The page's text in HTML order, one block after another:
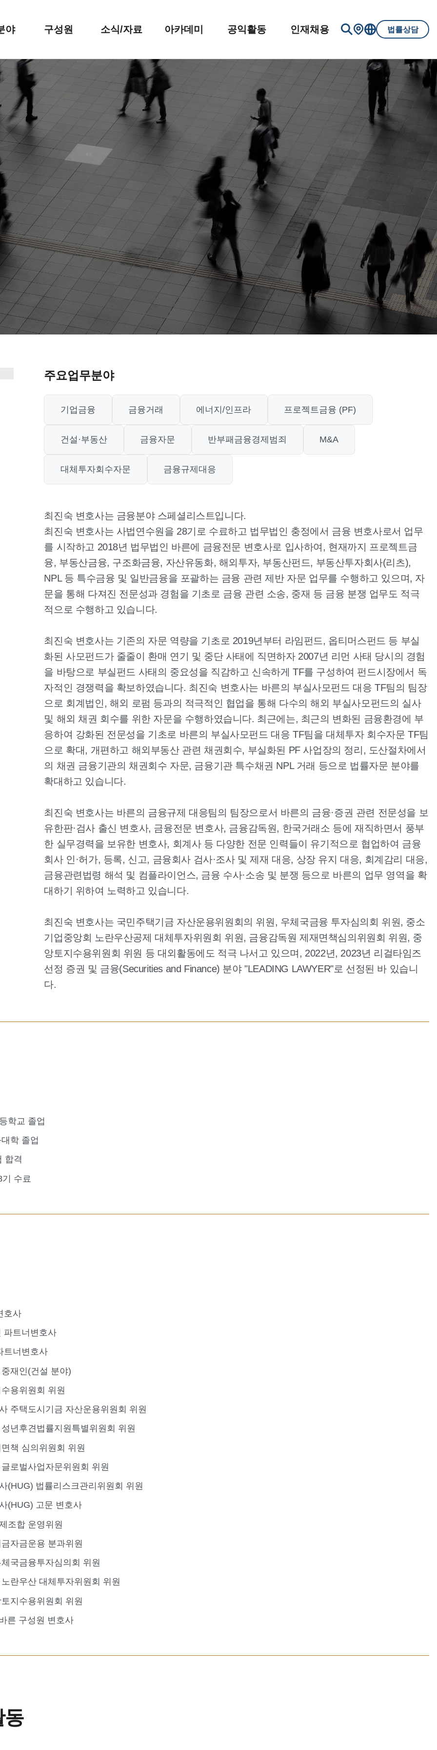
야 구성원 소식/자료 아카데미 공익활동 인재채용 법률상담
주요업무분야
기업금융 금융거래 에너지/인프라 프로젝트금융 (PF)
건설·부동산 금융자문 반부패금융경제범죄 M&A
대체투자회수자문 금융규제대응
최진숙 변호사는 금융분야 스페셜리스트입니다.
최진숙 변호사는 사법연수원을 28기로 수료하고 법무법인 충정에서 금융 변호사로서 업무
를 시작하고 2018년 법무법인 바른에 금융전문 변호사로 입사하여, 현재까지 프로젝트금
융, 부동산금융, 구조화금융, 자산유동화, 해외투자, 부동산펀드, 부동산투자회사(리츠),
NPL 등 특수금융 및 일반금융을 포괄하는 금융 관련 제반 자문 업무를 수행하고 있으며, 자
문을 통해 다져진 전문성과 경험을 기초로 금융 관련 소송, 중재 등 금융 분쟁 업무도 적극
적으로 수행하고 있습니다.
최진숙 변호사는 기존의 자문 역량을 기초로 2019년부터 라임펀드, 옵티머스펀드 등 부실
화된 사모펀드가 줄줄이 환매 연기 및 중단 사태에 직면하자 2007년 리먼 사태 당시의 경험
을 바탕으로 부실펀드 사태의 중요성을 직감하고 신속하게 TF를 구성하여 펀드시장에서 독
자적인 경쟁력을 확보하였습니다. 최진숙 변호사는 바른의 부실사모펀드 대응 TF팀의 팀장
으로 회계법인, 해외 로펌 등과의 적극적인 협업을 통해 다수의 해외 부실사모펀드의 실사
및 해외 채권 회수를 위한 자문을 수행하였습니다. 최근에는, 최근의 변화된 금융환경에 부
응하여 강화된 전문성을 기초로 바른의 부실사모펀드 대응 TF팀을 대체투자 회수자문 TF팀
으로 확대, 개편하고 해외부동산 관련 채권회수, 부실화된 PF 사업장의 정리, 도산절차에서
의 채권 금융기관의 채권회수 자문, 금융기관 특수채권 NPL 거래 등으로 법률자문 분야를
확대하고 있습니다.
최진숙 변호사는 바른의 금융규제 대응팀의 팀장으로서 바른의 금융·증권 관련 전문성을 보
유한판·검사 출신 변호사, 금융전문 변호사, 금융감독원, 한국거래소 등에 재직하면서 풍부
한 실무경력을 보유한 변호사, 회계사 등 다양한 전문 인력들이 유기적으로 협업하여 금융
회사 인·허가, 등록, 신고, 금융회사 검사·조사 및 제재 대응, 상장 유지 대응, 회계감리 대응,
금융관련법령 해석 및 컴플라이언스, 금융 수사·소송 및 분쟁 등으로 바른의 업무 영역을 확
대하기 위하여 노력하고 있습니다.
최진숙 변호사는 국민주택기금 자산운용위원회의 위원, 우체국금융 투자심의회 위원, 중소
기업중앙회 노란우산공제 대체투자위원회 위원, 금융감독원 제재면책심의위원회 위원, 중
앙토지수용위원회 위원 등 대외활동에도 적극 나서고 있으며, 2022년, 2023년 리걸타임즈
선정 증권 및 금융(Securities and Finance) 분야 "LEADING LAWYER"로 선정된 바 있습니
다.
학교 졸업
학 졸업
합격
수료
호사
파트너변호사
트너변호사
재인(건설 분야)
용위원회 위원
주택도시기금 자산운용위원회 위원
년후견법률지원특별위원회 위원
책 심의위원회 위원
로벌사업자문위원회 위원
(HUG) 법률리스크관리위원회 위원
(HUG) 고문 변호사
조합 운영위원
자금운용 분과위원
국금융투자심의회 위원
란우산 대체투자위원회 위원
지수용위원회 위원
른 구성원 변호사
동